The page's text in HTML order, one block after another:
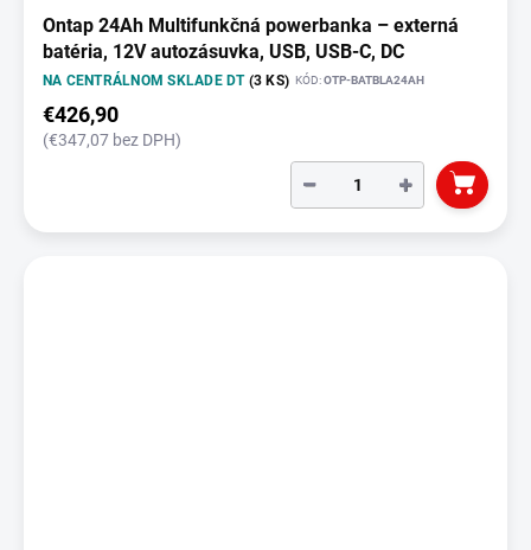
Ontap 24Ah Multifunkčná powerbanka – externá
batéria, 12V autozásuvka, USB, USB-C, DC
NA CENTRÁLNOM SKLADE DT (3 KS) KÓD:OTP-BATBLA24AH
€426,90
(€347,07 bez DPH)
+
−